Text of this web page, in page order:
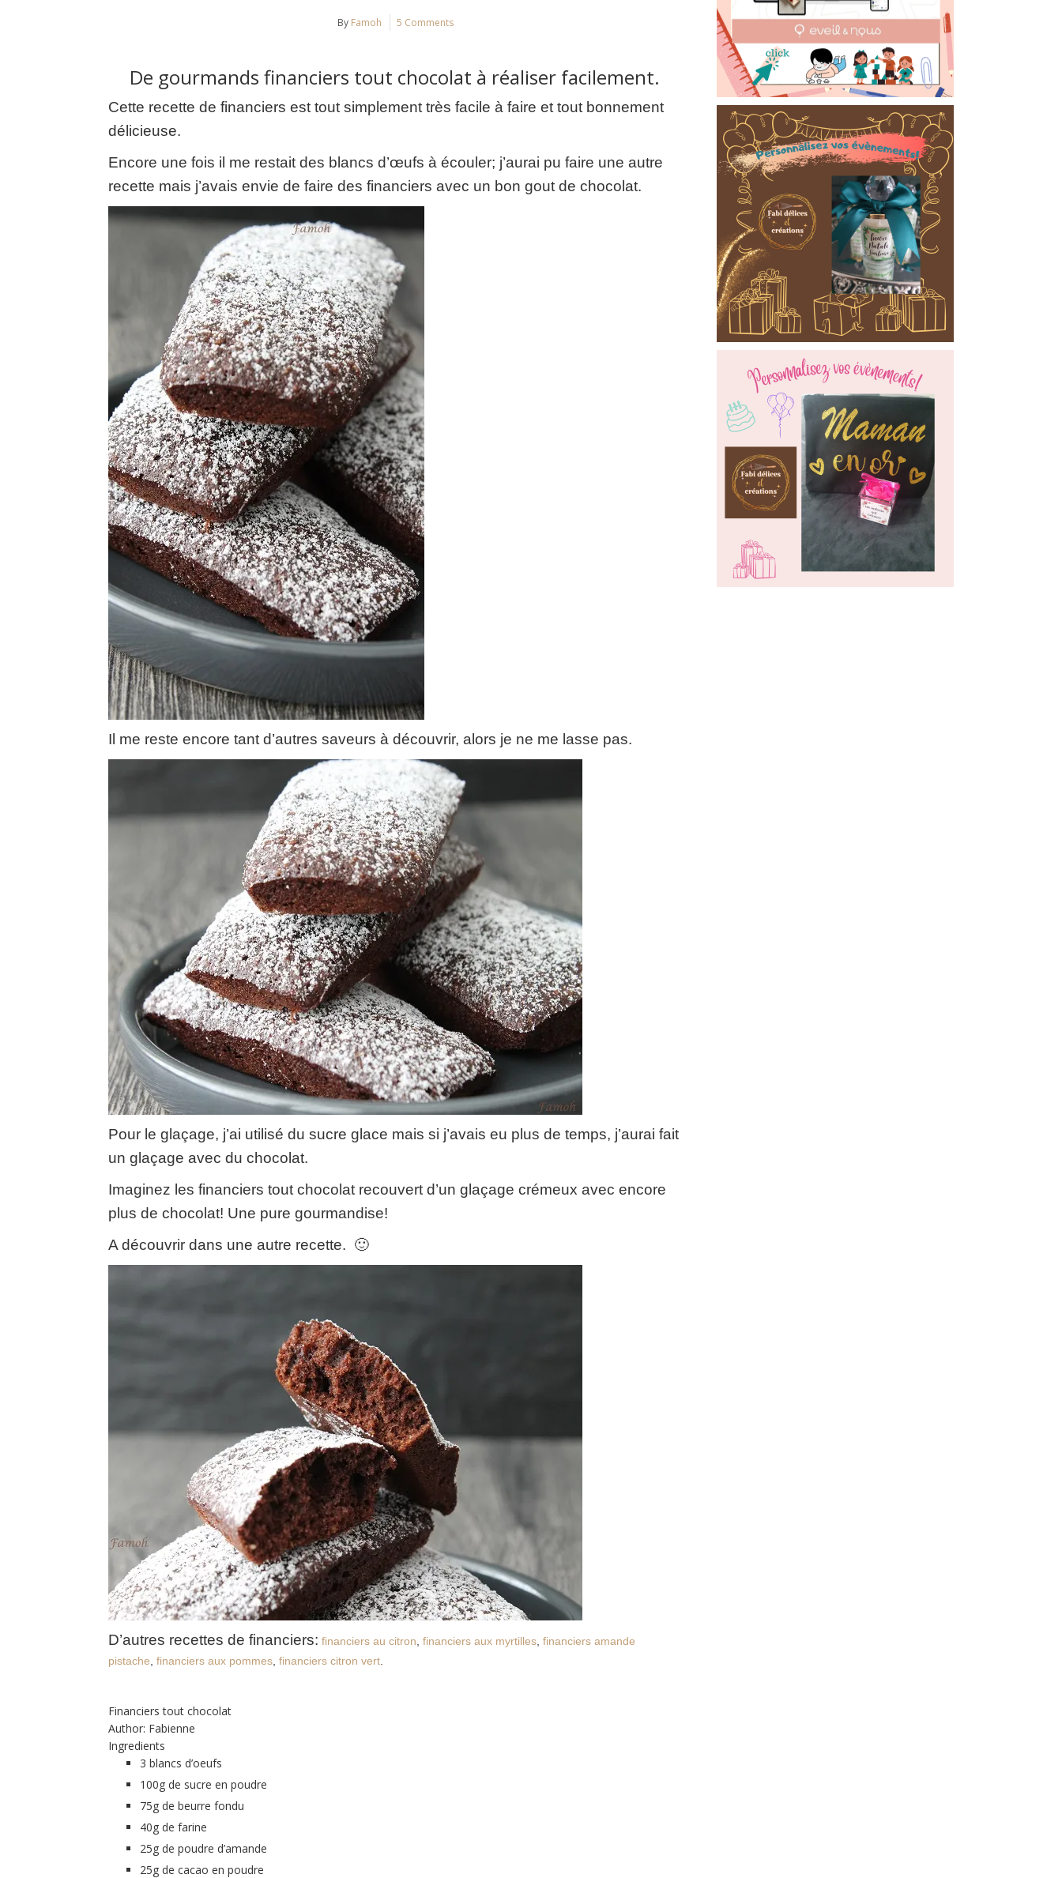
By Famoh 5 Comments
De gourmands financiers tout chocolat à réaliser facilement.
Cette recette de financiers est tout simplement très facile à faire et tout bonnement
délicieuse.
Encore une fois il me restait des blancs d’œufs à écouler; j’aurai pu faire une autre
recette mais j’avais envie de faire des financiers avec un bon gout de chocolat.
Il me reste encore tant d’autres saveurs à découvrir, alors je ne me lasse pas.
Pour le glaçage, j’ai utilisé du sucre glace mais si j’avais eu plus de temps, j’aurai fait
un glaçage avec du chocolat.
Imaginez les financiers tout chocolat recouvert d’un glaçage crémeux avec encore
plus de chocolat! Une pure gourmandise!
A découvrir dans une autre recette. 🙂
D’autres recettes de financiers: financiers au citron financiers aux myrtilles financiers amande
pistache financiers aux pommes financiers citron vert
Financiers tout chocolat
Author: Fabienne
Ingredients
3 blancs d’oeufs
100g de sucre en poudre
75g de beurre fondu
40g de farine
25g de poudre d’amande
25g de cacao en poudre